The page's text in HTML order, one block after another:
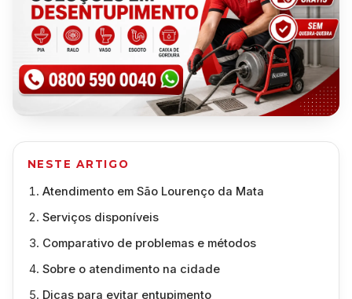
NESTE ARTIGO
Atendimento em São Lourenço da Mata
Serviços disponíveis
Comparativo de problemas e métodos
Sobre o atendimento na cidade
Dicas para evitar entupimento